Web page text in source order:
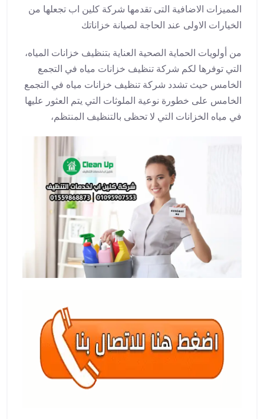
المميزات الاضافية التى تقدمها شركة كلين اب تجعلها من
الخيارات الاولى عند الحاجة لصيانة خزاناتك
من أولويات الحماية الصحية العناية بتنظيف خزانات المياه،
التي توفرها لكم شركة تنظيف خزانات مياه في التجمع
الخامس حيث تشدد شركة تنظيف خزانات مياه في التجمع
الخامس على خطورة نوعية الملوثات التي يتم العثور عليها
في مياه الخزانات التي لا تحظى بالتنظيف المنتظم،